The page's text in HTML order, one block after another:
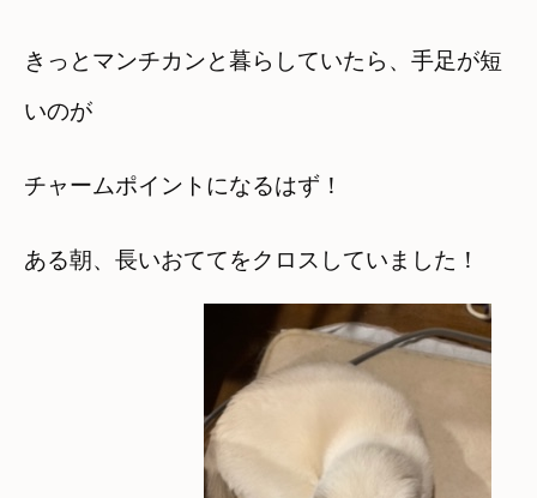
きっとマンチカンと暮らしていたら、手足が短
いのが
チャームポイントになるはず！
ある朝、長いおててをクロスしていました！